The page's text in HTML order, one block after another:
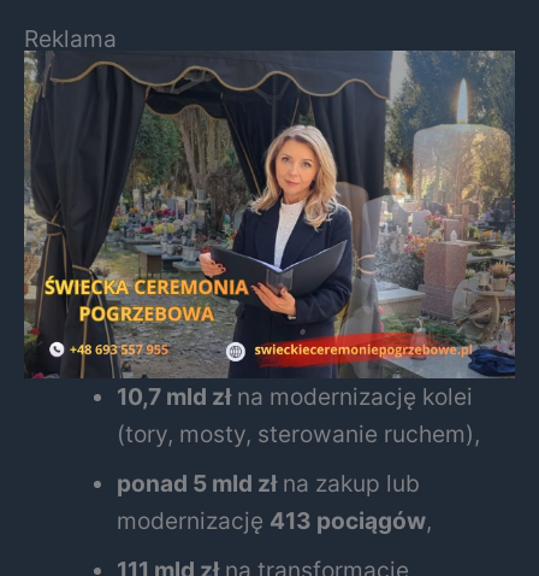
Reklama
10,7 mld złna modernizację kolei
(tory, mosty, sterowanie ruchem),
ponad 5 mld złna zakup lub
modernizację 413 pociągów,